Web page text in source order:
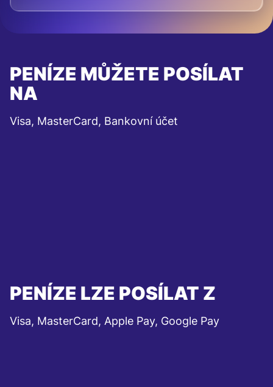
PENÍZE MŮŽETE POSÍLAT
NA
Visa, MasterCard, Bankovní účet
PENÍZE LZE POSÍLAT Z
Visa, MasterCard, Apple Pay, Google Pay